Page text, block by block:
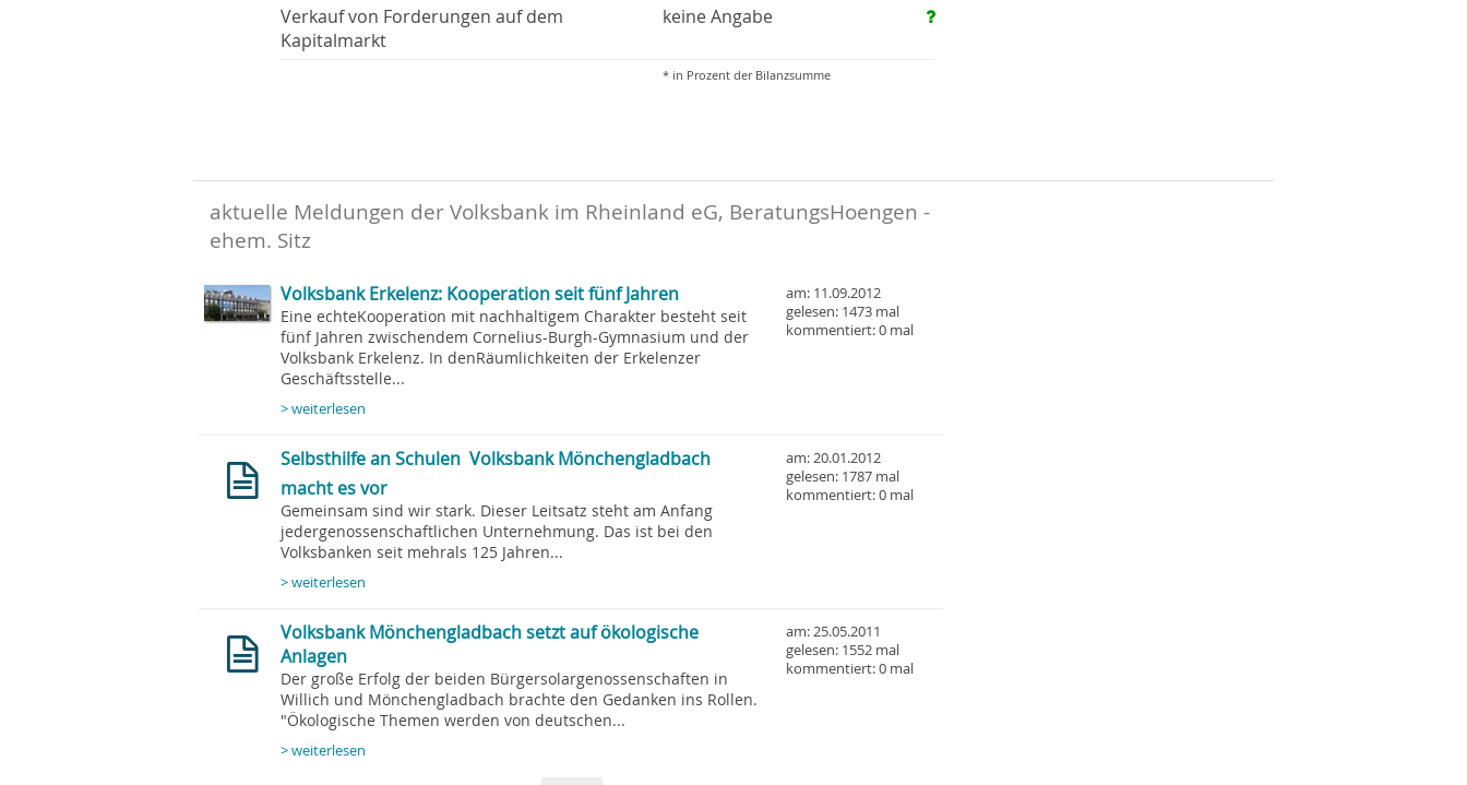
Verkauf von Forderungen auf dem
Kapitalmarkt
keine Angabe
* in Prozent der Bilanzsumme
aktuelle Meldungen der Volksbank im Rheinland eG, BeratungsHoengen -
ehem. Sitz
am: 11.09.2012
gelesen: 1473 mal
kommentiert: 0 mal
Volksbank Erkelenz: Kooperation seit fünf Jahren
Eine echteKooperation mit nachhaltigem Charakter besteht seit
fünf Jahren zwischendem Cornelius-Burgh-Gymnasium und der
Volksbank Erkelenz. In denRäumlichkeiten der Erkelenzer
Geschäftsstelle...
> weiterlesen
am: 20.01.2012
gelesen: 1787 mal
kommentiert: 0 mal
Selbsthilfe an Schulen  Volksbank Mönchengladbach
macht es vor
Gemeinsam sind wir stark. Dieser Leitsatz steht am Anfang
jedergenossenschaftlichen Unternehmung. Das ist bei den
Volksbanken seit mehrals 125 Jahren...
> weiterlesen
am: 25.05.2011
gelesen: 1552 mal
kommentiert: 0 mal
Volksbank Mönchengladbach setzt auf ökologische
Anlagen
Der große Erfolg der beiden Bürgersolargenossenschaften in
Willich und Mönchengladbach brachte den Gedanken ins Rollen.
"Ökologische Themen werden von deutschen...
> weiterlesen